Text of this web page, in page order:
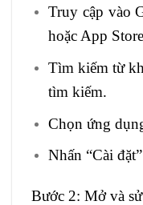
Truy cập vào
hoặc App
Tìm kiếm từ
tìm kiếm.
Chọn ứng
Nhấn “Cài
Bước 2: Mở và